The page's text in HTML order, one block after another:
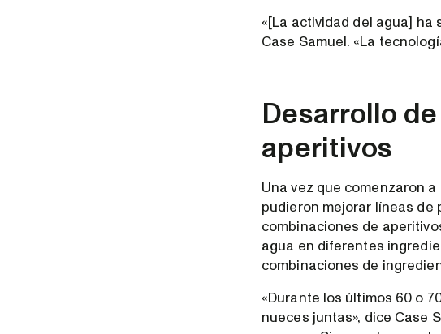
«[La actividad del agua]
Case Samuel. «La
Desarrollo
aperitivos
Una vez que comenzaron
pudieron mejorar líneas
combinaciones de
agua en diferentes
combinaciones de
«Durante los últimos 60 o
nueces juntas», dice Case